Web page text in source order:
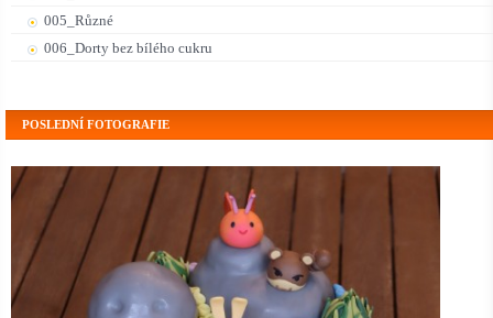
005_Různé
006_Dorty bez bílého cukru
POSLEDNÍ FOTOGRAFIE